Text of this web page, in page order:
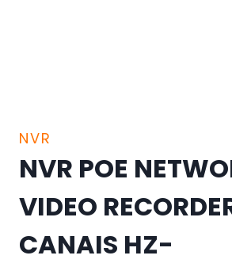
NVR
NVR POE
VIDEO
CANAIS HZ-